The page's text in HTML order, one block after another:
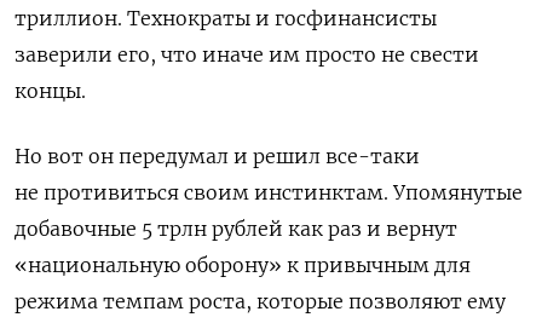
триллион. Технократы и госфинансисты
заверили его, что иначе им просто не свести
концы.
Но вот он передумал и решил все-таки
не противиться своим инстинктам. Упомянутые
добавочные 5 трлн рублей как раз и вернут
«национальную оборону» к привычным для
режима темпам роста, которые позволяют ему